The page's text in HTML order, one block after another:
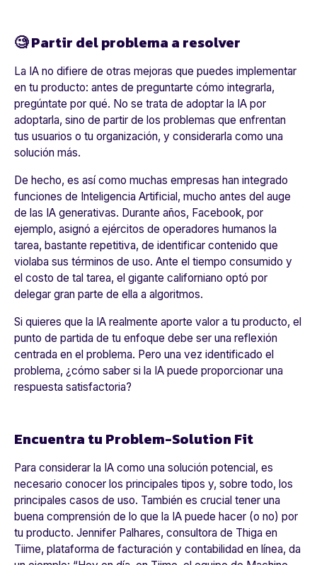
🧐 Partir del problema a resolver
La IA no difiere de otras mejoras que puedes implementar
en tu producto: antes de preguntarte cómo integrarla,
pregúntate por qué. No se trata de adoptar la IA por
adoptarla, sino de partir de los problemas que enfrentan
tus usuarios o tu organización, y considerarla como una
solución más.
De hecho, es así como muchas empresas han integrado
funciones de Inteligencia Artificial, mucho antes del auge
de las IA generativas. Durante años, Facebook, por
ejemplo, asignó a ejércitos de operadores humanos la
tarea, bastante repetitiva, de identificar contenido que
violaba sus términos de uso. Ante el tiempo consumido y
el costo de tal tarea, el gigante californiano optó por
delegar gran parte de ella a algoritmos.
Si quieres que la IA realmente aporte valor a tu producto, el
punto de partida de tu enfoque debe ser una reflexión
centrada en el problema. Pero una vez identificado el
problema, ¿cómo saber si la IA puede proporcionar una
respuesta satisfactoria?
Encuentra tu Problem-Solution Fit
Para considerar la IA como una solución potencial, es
necesario conocer los principales tipos y, sobre todo, los
principales casos de uso. También es crucial tener una
buena comprensión de lo que la IA puede hacer (o no) por
tu producto. Jennifer Palhares, consultora de Thiga en
Tiime, plataforma de facturación y contabilidad en línea, da